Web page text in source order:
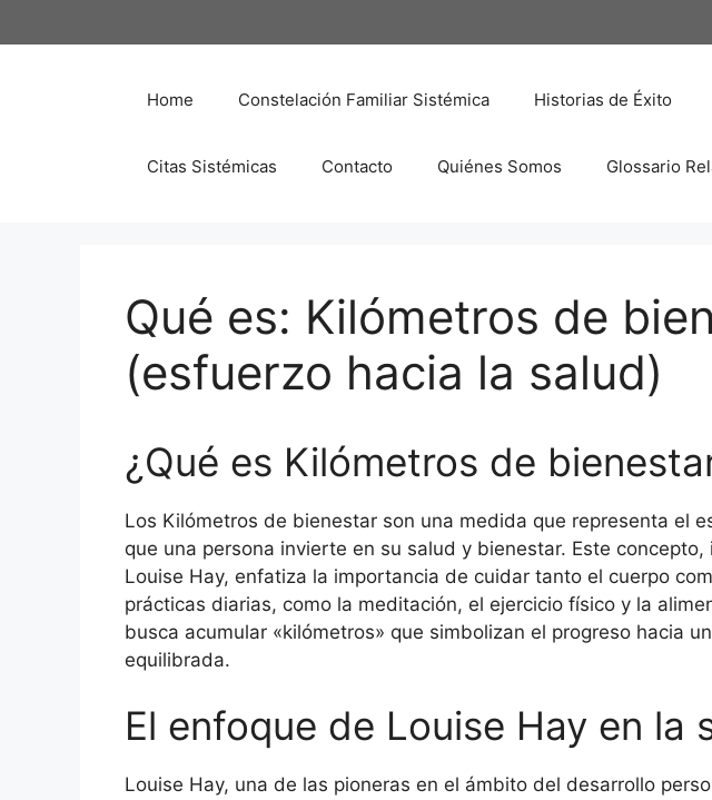
al
Home Constelación Familiar Sistémica Historias de Éxito
Citas Sistémicas Contacto Quiénes Somos Glossario
Qué es: Kilómetros de
(esfuerzo hacia la salud)
¿Qué es Kilómetros de
Los Kilómetros de bienestar son una medida que representa el
que una persona invierte en su salud y bienestar. Este
Louise Hay, enfatiza la importancia de cuidar tanto el cuerpo
prácticas diarias, como la meditación, el ejercicio físico y la
busca acumular «kilómetros» que simbolizan el progreso hacia
equilibrada.
El enfoque de Louise Hay en la
Louise Hay, una de las pioneras en el ámbito del desarrollo